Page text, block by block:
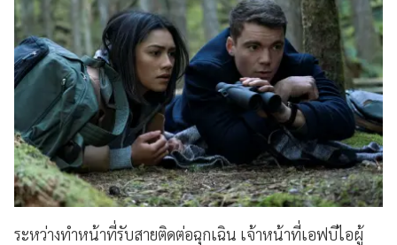
ระหว่างทำหน้าที่รับสายติดต่อฉุกเฉิน เจ้าหน้าที่เอฟบีไอผู้